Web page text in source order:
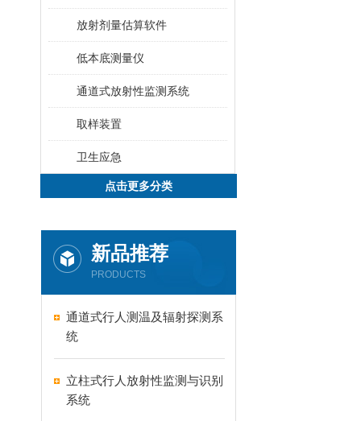
放射剂量估算软件
低本底测量仪
通道式放射性监测系统
取样装置
卫生应急
点击更多分类
新品推荐
PRODUCTS
通道式行人测温及辐射探测系
统
​立柱式行人放射性监测与识别
系统